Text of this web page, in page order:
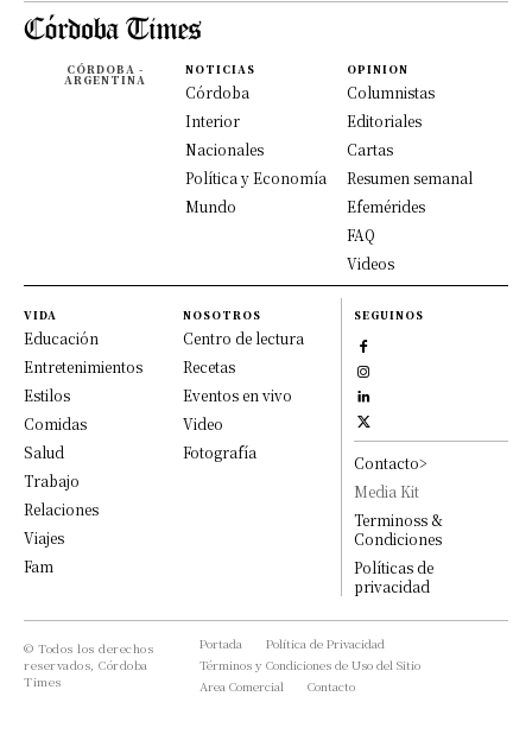
CÓRDOBA -
ARGENTINA
NOTICIAS
Córdoba
Interior
Nacionales
Política y Economía
Mundo
OPINION
Columnistas
Editoriales
Cartas
Resumen semanal
Efemérides
FAQ
Videos
VIDA
Educación
Entretenimientos
Estilos
Comidas
Salud
Trabajo
Relaciones
Viajes
Fam
NOSOTROS
Centro de lectura
Recetas
Eventos en vivo
Video
Fotografía
SEGUINOS
Contacto>
Media Kit
Terminoss &
Condiciones
Políticas de
privacidad
© Todos los derechos
reservados, Córdoba
Times
Portada
Política de Privacidad
Términos y Condiciones de Uso del Sitio
Area Comercial
Contacto